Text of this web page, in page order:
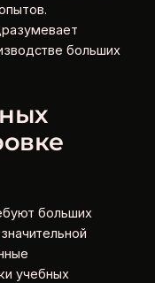
больших
больших
учебных